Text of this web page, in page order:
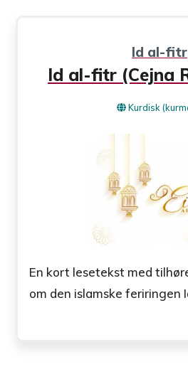
Id al-fitr
Id al-fitr (Cejna
Kurdisk
En kort lesetekst med
om den islamske feriringen